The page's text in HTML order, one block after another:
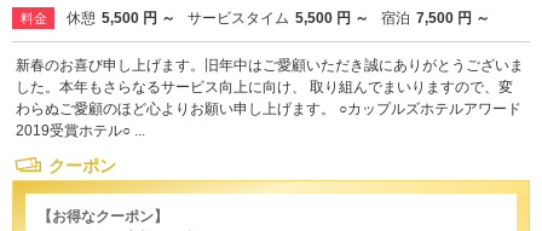
料金 休憩 5,500 円 ～ サービスタイム 5,500 円 ～ 宿泊 7,500 円 ～
新春のお喜び申し上げます。旧年中はご愛顧いただき誠にありがとうございま
した。本年もさらなるサービス向上に向け、 取り組んでまいりますので、変
わらぬご愛顧のほど心よりお願い申し上げます。 ○カップルズホテルアワード
2019受賞ホテル○ ...
クーポン
【お得なクーポン】